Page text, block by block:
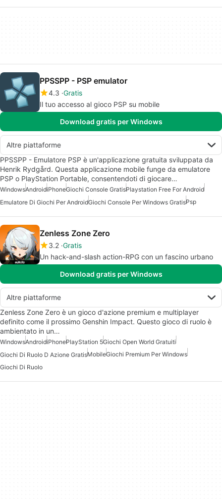
PPSSPP - PSP emulator
4.3 Gratis
Il tuo accesso al gioco PSP su mobile
Download gratis per Windows
Altre piattaforme
PPSSPP - Emulatore PSP è un'applicazione gratuita sviluppata da
Henrik Rydgård. Questa applicazione mobile funge da emulatore
PSP o PlayStation Portable, consentendoti di giocare…
WindowsAndroidiPhoneGiochi Console GratisPlaystation Free For Android
Emulatore Di Giochi Per AndroidGiochi Console Per Windows GratisPsp
Zenless Zone Zero
3.2 Gratis
Un hack-and-slash action-RPG con un fascino urbano
Download gratis per Windows
Altre piattaforme
Zenless Zone Zero è un gioco d'azione premium e multiplayer
definito come il prossimo Genshin Impact. Questo gioco di ruolo è
ambientato in un…
WindowsAndroidiPhonePlayStation 5Giochi Open World Gratuiti
Giochi Di Ruolo D Azione GratisMobileGiochi Premium Per Windows
Giochi Di Ruolo